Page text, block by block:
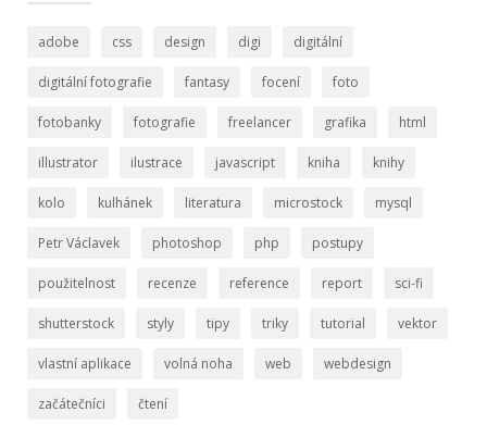
adobe css design digi digitální
digitální fotografie fantasy focení foto
fotobanky fotografie freelancer grafika html
illustrator ilustrace javascript kniha knihy
kolo kulhánek literatura microstock mysql
Petr Václavek photoshop php postupy
použitelnost recenze reference report sci-fi
shutterstock styly tipy triky tutorial vektor
vlastní aplikace volná noha web webdesign
začátečníci čtení